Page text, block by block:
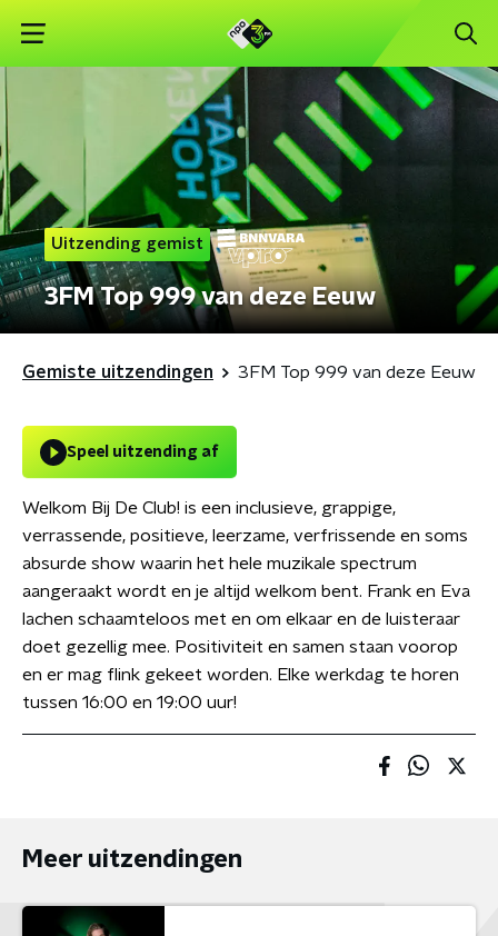
Uitzending gemist
3FM Top 999 van deze Eeuw
Gemiste uitzendingen 3FM Top 999 van deze Eeuw
Speel uitzending af
Welkom Bij De Club! is een inclusieve, grappige,
verrassende, positieve, leerzame, verfrissende en soms
absurde show waarin het hele muzikale spectrum
aangeraakt wordt en je altijd welkom bent. Frank en Eva
lachen schaamteloos met en om elkaar en de luisteraar
doet gezellig mee. Positiviteit en samen staan voorop
en er mag flink gekeet worden. Elke werkdag te horen
tussen 16:00 en 19:00 uur!
Meer uitzendingen